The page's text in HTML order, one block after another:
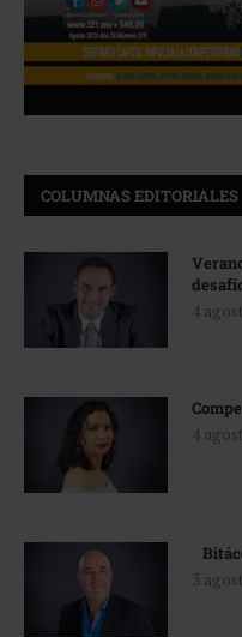
COLUMNAS EDITORIALES
4
4
3